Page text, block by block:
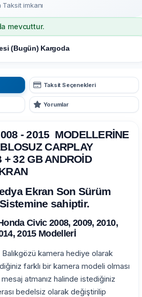
Taksit imkanı
mevcuttur.
(Bugün) Kargoda
Taksit Seçenekleri
Yorumlar
- 2015 MODELLERİNE
CARPLAY
32 GB ANDROİD
Ekran Son Sürüm
sahiptir.
Civic 2008, 2009, 2010,
2015 Modellerİ
Balıkgözü kamera hediye olarak
farklı bir kamera modeli olması
atmanız halinde istediğiniz
bedelsiz olarak değiştirilip